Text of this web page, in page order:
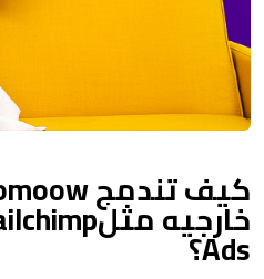
Ads؟